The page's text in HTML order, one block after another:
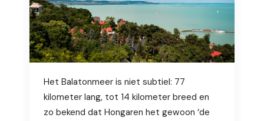
Het Balatonmeer is niet subtiel: 77
kilometer lang, tot 14 kilometer breed en
zo bekend dat Hongaren het gewoon ‘de